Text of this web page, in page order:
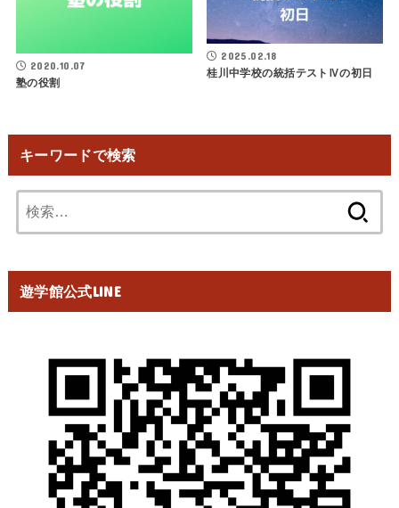
2020.10.07
塾の役割
2025.02.18
桂川中学校の統括テストⅣの初日
キーワードで検索
索:
遊学館公式LINE